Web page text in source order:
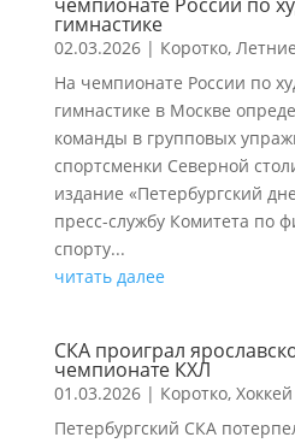
гимнастике
02.03.2026| Коротко,
На чемпионате России по
гимнастике в Москве
команды в групповых
спортсменки Северной
издание «Петербургский
пресс-службу Комитета по
спорту...
читать далее
СКА проиграл
чемпионате КХЛ
01.03.2026| Коротко, Хоккей
Петербургский СКА